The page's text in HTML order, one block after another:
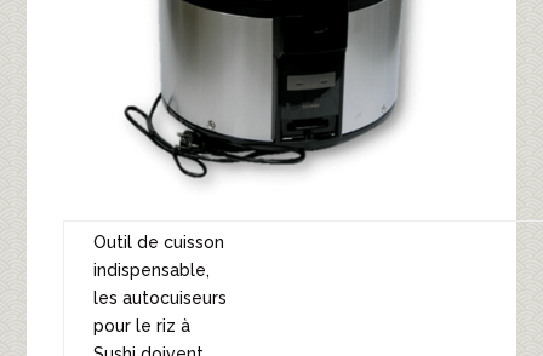
Outil de cuisson
indispensable,
les autocuiseurs
pour le riz à